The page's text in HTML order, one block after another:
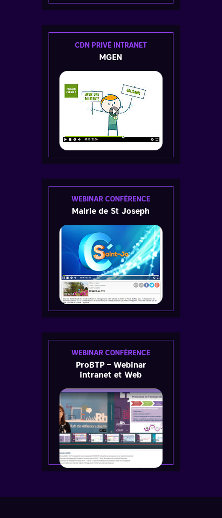
CDN PRIVÉ INTRANET
MGEN
WEBINAR CONFÉRENCE
Mairie de St Joseph
WEBINAR CONFÉRENCE
ProBTP – Webinar
intranet et Web